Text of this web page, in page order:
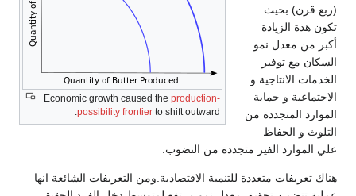
Economic growth caused the production-
possibility frontier to shift outward.
(ربع قرن) بحيث
تكون هذة الزيادة
أكبر من معدل نمو
السكان مع توفير
الخدمات الانتاجية و
الاجتماعية و حماية
الموارد المتجددة من
التلوث و الحفاظ
علي الموارد الفير متجددة من النضوب.
هناك تعريفات متعددة للتنمية الاقتصادية.ومن التعريفات الشائعة انها